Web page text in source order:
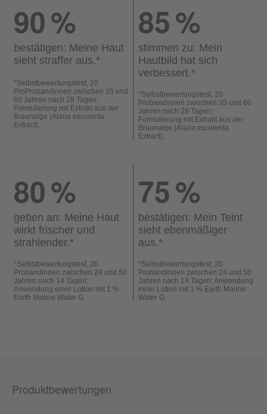
90%
bestätigen: Meine Haut
sieht straffer aus.*
*Selbstbewertungstest, 20
ProProbandinnen zwischen 35 und
60 Jahren nach 28 Tagen;
Formulierung mit Extrakt aus der
Braunalge (Alaria esculenta
Extract).
85%
stimmen zu: Mein
Hautbild hat sich
verbessert.*
*Selbstbewertungstest, 20
Probandinnen zwischen 35 und 60
Jahren nach 28 Tagen;
Formulierung mit Extrakt aus der
Braunalge (Alaria esculenta
Extract).
80%
geben an: Meine Haut
wirkt frischer und
strahlender.*
*Selbstbewertungstest, 20
Probandinnen zwischen 24 und 50
Jahren nach 14 Tagen;
Anwendung einer Lotion mit 1 %
Earth Marine Water G.
75%
bestätigen: Mein Teint
sieht ebenmäßiger
aus.*
*Selbstbewertungstest, 20
Probandinnen zwischen 24 und 50
Jahren nach 14 Tagen; Anwendung
einer Lotion mit 1 % Earth Marine
Water G.
Produktbewertungen